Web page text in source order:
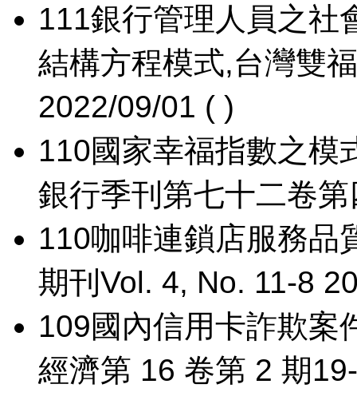
111銀行管理人員之社
結構方程模式,台灣雙
2022/09/01 ( )
110國家幸福指數之模
銀行季刊第七十二卷
110咖啡連鎖店服務品
期刊Vol. 4, No. 11-8
109國內信用卡詐欺案
經濟第 16 卷第 2 期